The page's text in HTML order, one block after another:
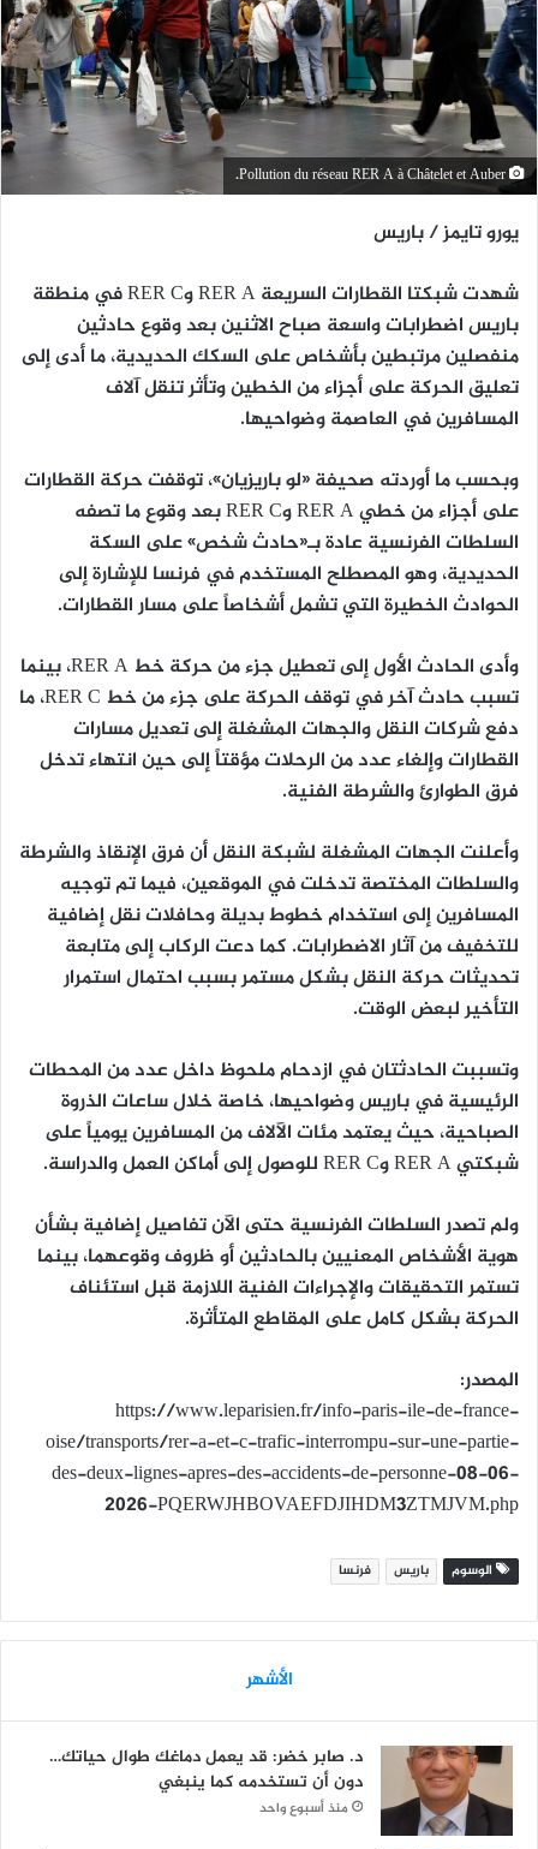
يورو تايمز / باريس
شهدت شبكتا القطارات السريعة RER A وRER C في منطقة
باريس اضطرابات واسعة صباح الاثنين بعد وقوع حادثين
منفصلين مرتبطين بأشخاص على السكك الحديدية، ما أدى إلى
تعليق الحركة على أجزاء من الخطين وتأثر تنقل آلاف
المسافرين في العاصمة وضواحيها.
وبحسب ما أوردته صحيفة «لو باريزيان»، توقفت حركة القطارات
على أجزاء من خطي RER A وRER C بعد وقوع ما تصفه
السلطات الفرنسية عادة بـ«حادث شخص» على السكة
الحديدية، وهو المصطلح المستخدم في فرنسا للإشارة إلى
الحوادث الخطيرة التي تشمل أشخاصاً على مسار القطارات.
وأدى الحادث الأول إلى تعطيل جزء من حركة خط RER A، بينما
تسبب حادث آخر في توقف الحركة على جزء من خط RER C، ما
دفع شركات النقل والجهات المشغلة إلى تعديل مسارات
القطارات وإلغاء عدد من الرحلات مؤقتاً إلى حين انتهاء تدخل
فرق الطوارئ والشرطة الفنية.
وأعلنت الجهات المشغلة لشبكة النقل أن فرق الإنقاذ والشرطة
والسلطات المختصة تدخلت في الموقعين، فيما تم توجيه
المسافرين إلى استخدام خطوط بديلة وحافلات نقل إضافية
للتخفيف من آثار الاضطرابات. كما دعت الركاب إلى متابعة
تحديثات حركة النقل بشكل مستمر بسبب احتمال استمرار
التأخير لبعض الوقت.
وتسببت الحادثتان في ازدحام ملحوظ داخل عدد من المحطات
الرئيسية في باريس وضواحيها، خاصة خلال ساعات الذروة
الصباحية، حيث يعتمد مئات الآلاف من المسافرين يومياً على
شبكتي RER A وRER C للوصول إلى أماكن العمل والدراسة.
ولم تصدر السلطات الفرنسية حتى الآن تفاصيل إضافية بشأن
هوية الأشخاص المعنيين بالحادثين أو ظروف وقوعهما، بينما
تستمر التحقيقات والإجراءات الفنية اللازمة قبل استئناف
الحركة بشكل كامل على المقاطع المتأثرة.
المصدر:
https://www.leparisien.fr/info-paris-ile-de-france-
oise/transports/rer-a-et-c-trafic-interrompu-sur-une-partie-
des-deux-lignes-apres-des-accidents-de-personne-08-06-
2026-PQERWJHBOVAEFDJIHDM3ZTMJVM.php
الوسوم باريس فرنسا
الأشهر
د. صابر خضر: قد يعمل دماغك طوال حياتك…
دون أن تستخدمه كما ينبغي
منذ أسبوع واحد